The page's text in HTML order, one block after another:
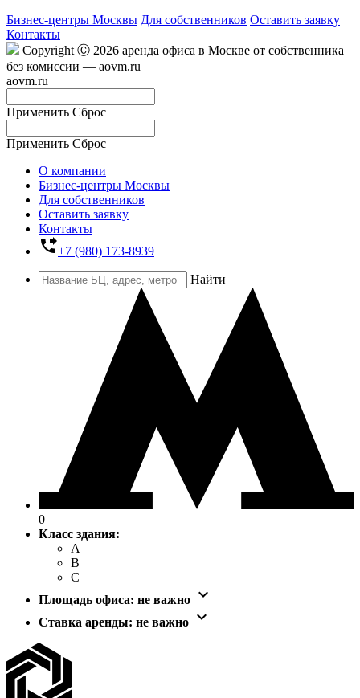
Бизнес-центры Москвы Для собственников Оставить заявку
Контакты
Copyright Ⓒ 2026 аренда офиса в Москве от собственника
без комиссии — aovm.ru
aovm.ru
Применить Сброс
Применить Сброс
О компании
Бизнес-центры Москвы
Для собственников
Оставить заявку
Контакты
phone_forwarded+7 (980) 173-8939
Найти
0
Класс здания:
A
B
C
Площадь офиса: не важно 
Ставка аренды: не важно 